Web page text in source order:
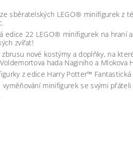
sběratelských LEGO® minifigurek z
edice 22 LEGO® minifigurek na hraní
zvířat!
zbrusu nové kostýmy a doplňky, na
hada Naginiho a Mlokova
z edice Harry Potter™
vyměňování minifigurek se svými